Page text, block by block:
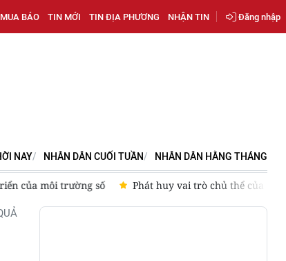
MUA BÁO TIN MỚI TIN ĐỊA PHƯƠNG NHẬN TIN Đăng nhập
NAY NHÂN DÂN CUỐI TUẦN NHÂN DÂN HẰNG THÁNG
của môi trường số Phát huy vai trò chủ thể của